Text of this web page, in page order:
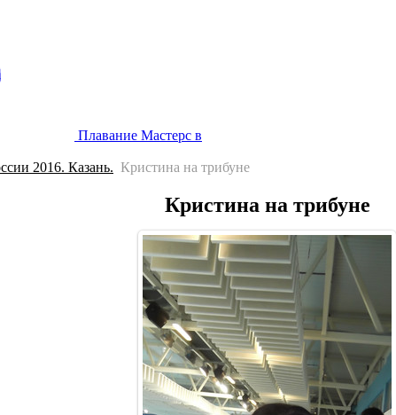
Плавание Мастерс в
2016. Казань. Кристина на трибуне
Кристина на трибуне